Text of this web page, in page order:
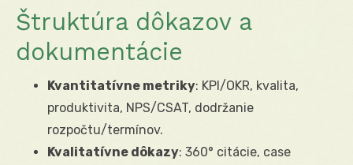
Štruktúra dôkazov a
dokumentácie
Kvantitatívne metriky: KPI/OKR, kvalita,
produktivita, NPS/CSAT, dodržanie
rozpočtu/termínov.
Kvalitatívne dôkazy: 360° citácie, case